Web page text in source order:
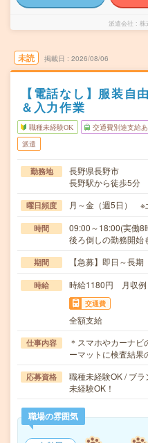
派遣会社 株
未読 掲載日 2026/08/06
【電話なし】服装自
＆入力作業
職種未経験OK 交通費別途支給あ
派遣
勤務地
長野県長野市
長野駅から徒歩5分
曜日頻度 月～金（週5日） ※
時間
09:00～18:00(実働8
後ろ倒しの勤務開
期間 【急募】即日～長
時給 時給1180円 月収例
交通費
全額支給
仕事内容
＊スマホやカーナ
ーマットに検査結
応募資格
職種未経験OK / ブ
未経験OK！
職場の雰囲気